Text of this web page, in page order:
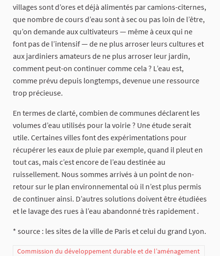
villages sont d’ores et déjà alimentés par camions-citernes,
que nombre de cours d’eau sont à sec ou pas loin de l’être,
qu’on demande aux cultivateurs — même à ceux qui ne
font pas de l’intensif — de ne plus arroser leurs cultures et
aux jardiniers amateurs de ne plus arroser leur jardin,
comment peut-on continuer comme cela ? L’eau est,
comme prévu depuis longtemps, devenue une ressource
trop précieuse.
En termes de clarté, combien de communes déclarent les
volumes d’eau utilisés pour la voirie ? Une étude serait
utile. Certaines villes font des expérimentations pour
récupérer les eaux de pluie par exemple, quand il pleut en
tout cas, mais c’est encore de l’eau destinée au
ruissellement. Nous sommes arrivés à un point de non-
retour sur le plan environnemental où il n’est plus permis
de continuer ainsi. D’autres solutions doivent être étudiées
et le lavage des rues à l’eau abandonné très rapidement .
* source : les sites de la ville de Paris et celui du grand Lyon.
Commission du développement durable et de l’aménagement